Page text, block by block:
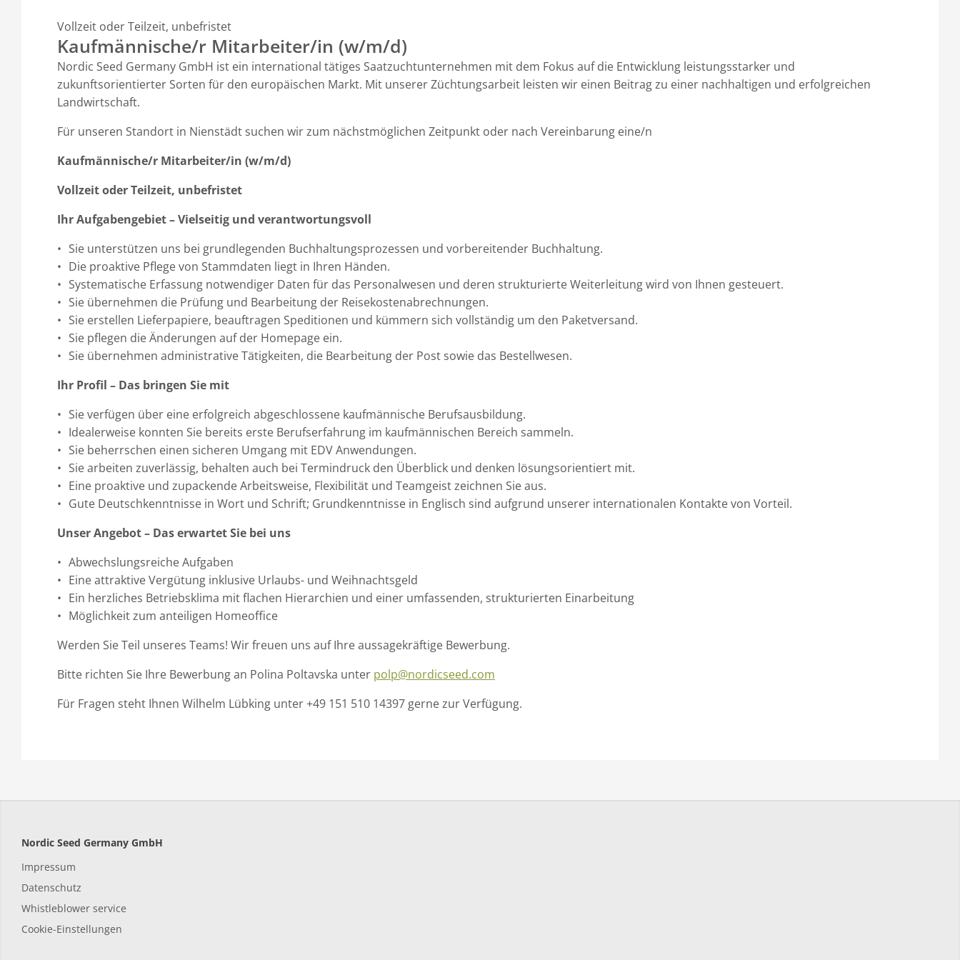
Vollzeit oder Teilzeit, unbefristet
Kaufmännische/r Mitarbeiter/in (w/m/d)
Nordic Seed Germany GmbH ist ein international tätiges Saatzuchtunternehmen mit dem Fokus auf die Entwicklung leistungsstarker und
zukunftsorientierter Sorten für den europäischen Markt. Mit unserer Züchtungsarbeit leisten wir einen Beitrag zu einer nachhaltigen und erfolgreichen
Landwirtschaft.
Für unseren Standort in Nienstädt suchen wir zum nächstmöglichen Zeitpunkt oder nach Vereinbarung eine/n
Kaufmännische/r Mitarbeiter/in (w/m/d)
Vollzeit oder Teilzeit, unbefristet
Ihr Aufgabengebiet – Vielseitig und verantwortungsvoll
Sie unterstützen uns bei grundlegenden Buchhaltungsprozessen und vorbereitender Buchhaltung.
Die proaktive Pflege von Stammdaten liegt in Ihren Händen.
Systematische Erfassung notwendiger Daten für das Personalwesen und deren strukturierte Weiterleitung wird von Ihnen gesteuert.
Sie übernehmen die Prüfung und Bearbeitung der Reisekostenabrechnungen.
Sie erstellen Lieferpapiere, beauftragen Speditionen und kümmern sich vollständig um den Paketversand.
Sie pflegen die Änderungen auf der Homepage ein.
Sie übernehmen administrative Tätigkeiten, die Bearbeitung der Post sowie das Bestellwesen.
Ihr Profil – Das bringen Sie mit
Sie verfügen über eine erfolgreich abgeschlossene kaufmännische Berufsausbildung.
Idealerweise konnten Sie bereits erste Berufserfahrung im kaufmännischen Bereich sammeln.
Sie beherrschen einen sicheren Umgang mit EDV Anwendungen.
Sie arbeiten zuverlässig, behalten auch bei Termindruck den Überblick und denken lösungsorientiert mit.
Eine proaktive und zupackende Arbeitsweise, Flexibilität und Teamgeist zeichnen Sie aus.
Gute Deutschkenntnisse in Wort und Schrift; Grundkenntnisse in Englisch sind aufgrund unserer internationalen Kontakte von Vorteil.
Unser Angebot – Das erwartet Sie bei uns
Abwechslungsreiche Aufgaben
Eine attraktive Vergütung inklusive Urlaubs- und Weihnachtsgeld
Ein herzliches Betriebsklima mit flachen Hierarchien und einer umfassenden, strukturierten Einarbeitung
Möglichkeit zum anteiligen Homeoffice
Werden Sie Teil unseres Teams! Wir freuen uns auf Ihre aussagekräftige Bewerbung.
Bitte richten Sie Ihre Bewerbung an Polina Poltavska unter polp@nordicseed.com
Für Fragen steht Ihnen Wilhelm Lübking unter +49 151 510 14397 gerne zur Verfügung.
Nordic Seed Germany GmbH
Impressum
Datenschutz
Whistleblower service
Cookie-Einstellungen